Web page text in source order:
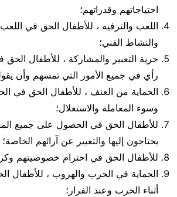
احتياجاتهم وقدراتهم؛
اللعب والترفيه ، للأطفال الحق في
والنشاط الفني؛
حرية التعبير والمشاركة ، للأطفال
رأي في جميع الأمور التي تمسهم وأن
الحماية من العنف ، للأطفال الحق في
وسوء المعاملة والاستغلال؛
للأطفال الحق في الحصول على جميع
يحتاجون إليها والتعبير عن آرائهم الخاصة؛
للأطفال الحق في احترام خصوصيتهم
الحماية في الحرب والهروب ، للأطفال
أثناء الحرب وعند الفرار؛